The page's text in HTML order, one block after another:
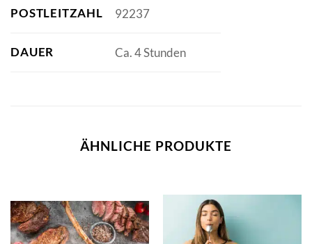
POSTLEITZAHL 92237
DAUER Ca. 4 Stunden
ÄHNLICHE PRODUKTE